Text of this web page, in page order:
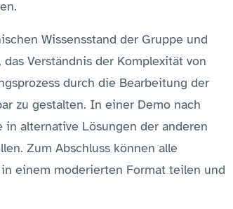
Wissensstand der Gruppe und
Verständnis der Komplexität von
durch die Bearbeitung der
zu gestalten. In einer Demo nach
alternative Lösungen der anderen
Zum Abschluss können alle
einem moderierten Format teilen und